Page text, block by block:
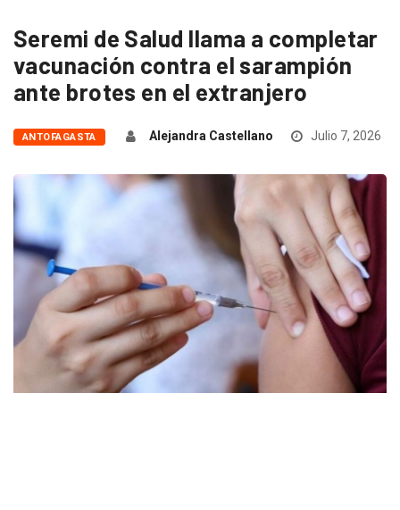
Seremi de Salud llama a completar
vacunación contra el sarampión
ante brotes en el extranjero
ANTOFAGASTA Alejandra Castellano Julio 7, 2026